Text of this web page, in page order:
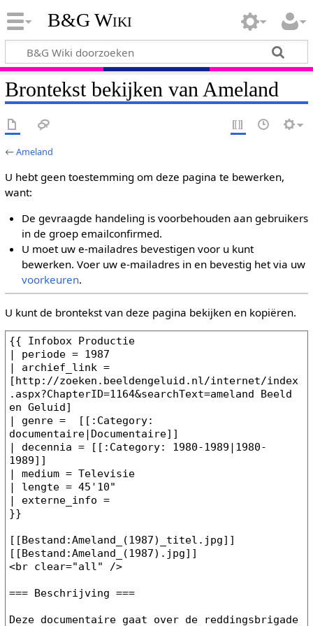
B&G Wiki
Brontekst bekijken van Ameland
←Ameland
U hebt geen toestemming om deze pagina te bewerken,
want:
De gevraagde handeling is voorbehouden aan gebruikers
in de groep emailconfirmed.
U moet uw e-mailadres bevestigen voor u kunt
bewerken. Voer uw e-mailadres in en bevestig het via uw
voorkeuren.
U kunt de brontekst van deze pagina bekijken en kopiëren.